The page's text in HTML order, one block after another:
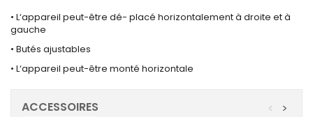
• L‘appareil peut-être dé- placé horizontalement à droite et à
gauche
• Butés ajustables
• L‘appareil peut-être monté horizontale
ACCESSOIRES >
<